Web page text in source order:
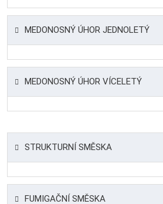
MEDONOSNÝ ÚHOR JEDNOLETÝ
MEDONOSNÝ ÚHOR VÍCELETÝ
STRUKTURNÍ SMĚSKA
FUMIGAČNÍ SMĚSKA